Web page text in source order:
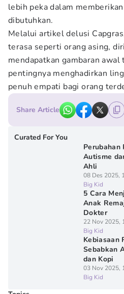
lebih peka dalam
dibutuhkan.
Melalui artikel delusi
terasa seperti orang asing,
mendapatkan gambaran
pentingnya menghadirkan
penuh empati bagi orang
Share Article
Curated For You
Perubahan
Autisme
Ahli
08 Des 2025,
Big Kid
5 Cara
Anak
Dokter
22 Nov 2025,
Big Kid
Kebiasaan
Sebabkan
dan Kopi
03 Nov 2025,
Big Kid